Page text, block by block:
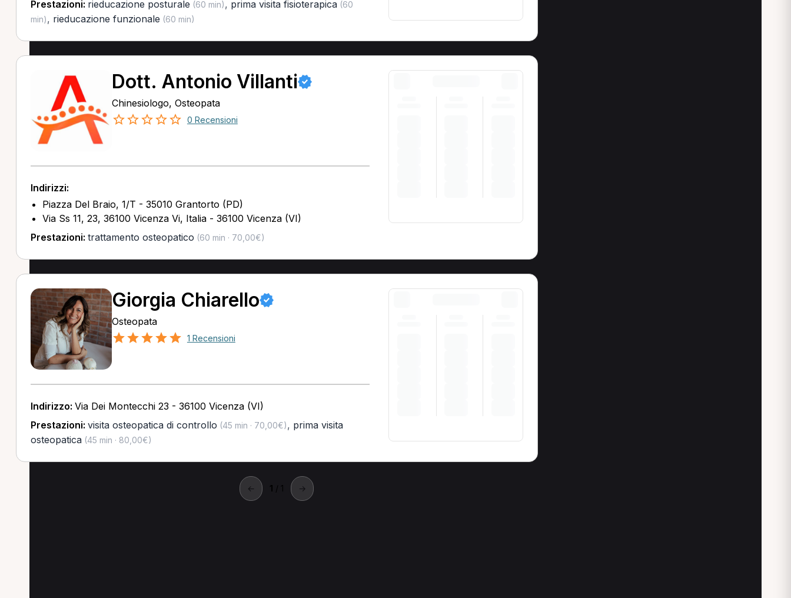
Prestazioni: rieducazione posturale (60 min), prima visita fisioterapica(60
min), rieducazione funzionale (60 min)
Dott. Antonio Villanti
Chinesiologo, Osteopata
0 Recensioni
Indirizzi:
Piazza Del Braio, 1/T - 35010 Grantorto (PD)
Via Ss 11, 23, 36100 Vicenza Vi, Italia - 36100 Vicenza (VI)
Prestazioni: trattamento osteopatico (60 min · 70,00€)
Giorgia Chiarello
Osteopata
1 Recensioni
Indirizzo: Via Dei Montecchi 23 - 36100 Vicenza (VI)
Prestazioni: visita osteopatica di controllo (45 min · 70,00€), prima visita
osteopatica(45 min · 80,00€)
← 1 / 1 →